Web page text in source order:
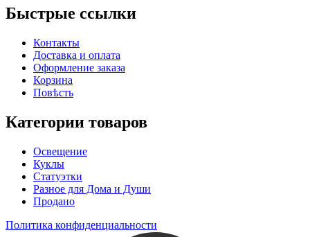
Быстрые ссылки
Контакты
Доставка и оплата
Оформление заказа
Корзина
Повѣсть
Категории товаров
Освещение
Куклы
Статуэтки
Разное для Дома и Души
Продано
Политика конфиденциальности